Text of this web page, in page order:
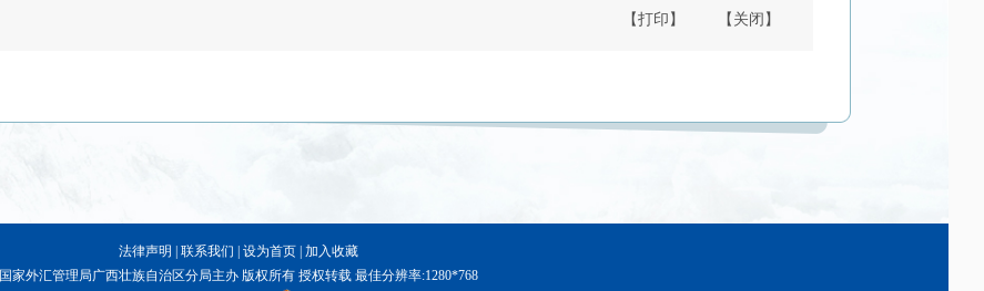
【打印】 【关闭】
法律声明 联系我们 设为首页 加入收藏
国家外汇管理局广西壮族自治区分局主办 版权所有 授权转载 最佳分辨率:1280*768